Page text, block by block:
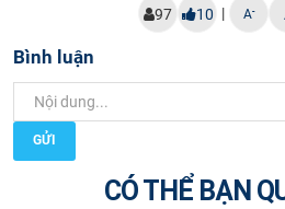
97 10 | A-
Bình luận
GỬI
CÓ THỂ BẠN